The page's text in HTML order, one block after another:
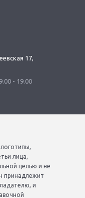
17,
9.00 - 19.00
лица,
целью и не
принадлежит
и